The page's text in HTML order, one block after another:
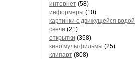
интернет (58)
информеры (10)
картинки с движущейся водой
свечи (21)
открытки (358)
кино'мультфильмы (25)
клипарт (808)